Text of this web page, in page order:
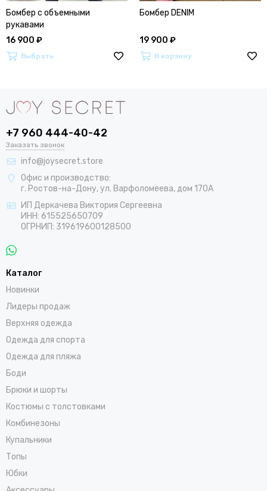
Бомбер с объемными
рукавами
16 900 ₽
Выбрать
Бомбер DENIM
19 900 ₽
В корзину
+7 960 444-40-42
Заказать звонок
info@joysecret.store
Офис и производство:
г. Ростов-на-Дону, ул. Варфоломеева, дом 170А
ИП Деркачева Виктория Сергеевна
ИНН: 615525650709
ОГРНИП: 319619600128500
Каталог
Новинки
Лидеры продаж
Верхняя одежда
Одежда для спорта
Одежда для пляжа
Боди
Брюки и шорты
Костюмы с толстовками
Комбинезоны
Купальники
Топы
Юбки